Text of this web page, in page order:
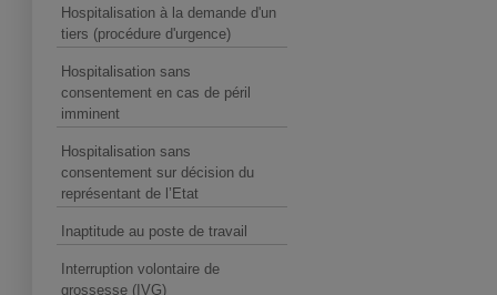
Hospitalisation à la demande d'un
tiers (procédure d'urgence)
Hospitalisation sans
consentement en cas de péril
imminent
Hospitalisation sans
consentement sur décision du
représentant de l’Etat
Inaptitude au poste de travail
Interruption volontaire de
grossesse (IVG)